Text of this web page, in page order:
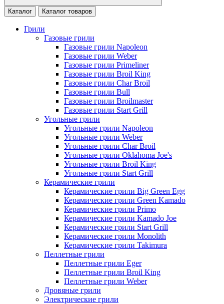
Каталог Каталог товаров
Грили
Газовые грили
Газовые грили Napoleon
Газовые грили Weber
Газовые грили Primeliner
Газовые грили Broil King
Газовые грили Char Broil
Газовые грили Bull
Газовые грили Broilmaster
Газовые грили Start Grill
Угольные грили
Угольные грили Napoleon
Угольные грили Weber
Угольные грили Char Broil
Угольные грили Oklahoma Joe's
Угольные грили Broil King
Угольные грили Start Grill
Керамические грили
Керамические грили Big Green Egg
Керамические грили Green Kamado
Керамические грили Primo
Керамические грили Kamado Joe
Керамические грили Start Grill
Керамические грили Monolith
Керамические грили Takimura
Пеллетные грили
Пеллетные грили Eger
Пеллетные грили Broil King
Пеллетные грили Weber
Дровяные грили
Электрические грили